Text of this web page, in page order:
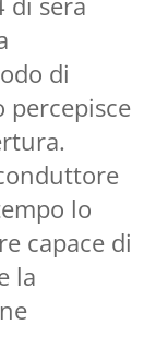
di
lo
capace di
la